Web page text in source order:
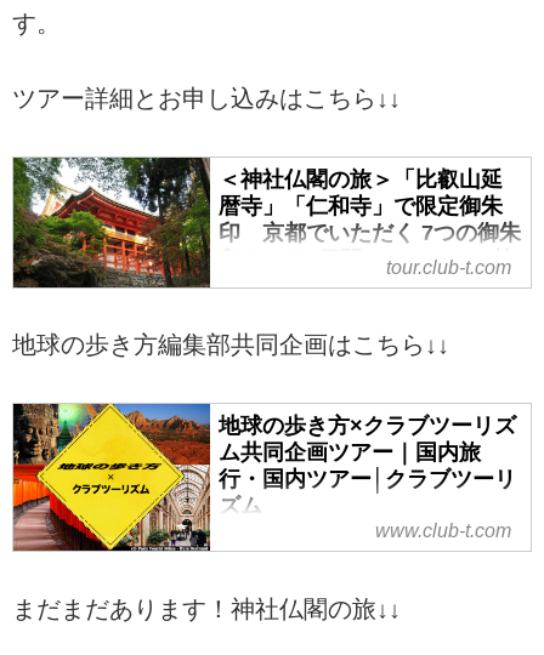
す。
ツアー詳細とお申し込みはこちら↓↓
＜神社仏閣の旅＞「比叡山延
暦寺」「仁和寺」で限定御朱
印 京都でいただく 7つの御朱
印めぐり2日間＜ワクチン・検
査パッケージ適用ツアー＞｜
＜神社仏閣の旅＞「比叡山延暦
都でいただく 7つの御朱印めぐり2
日間＜ワクチン・検査パッケージ
適用ツアー＞の紹介をしていま
す。ツアー・旅行のお申込ならク
ラブツーリズム。
tour.club-t.com
地球の歩き方編集部共同企画はこちら↓↓
地球の歩き方×クラブツーリズ
ム共同企画ツアー｜国内旅
行・国内ツアー│クラブツーリ
ズム
クラブツーリズムと「地球の歩き
歩き方×クラブツーリズム共同企画
ツアー』国内ツアーのご案内。個
www.club-t.com
まだまだあります！神社仏閣の旅↓↓